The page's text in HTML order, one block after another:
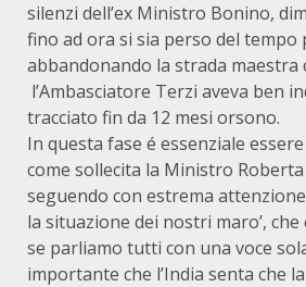
silenzi dell’ex Ministro Bonino,
fino ad ora si sia perso del tempo
abbandonando la strada maestra
l’Ambasciatore Terzi aveva ben
tracciato fin da 12 mesi orsono.
In questa fase é essenziale
come sollecita la Ministro
seguendo con estrema
la situazione dei nostri maro’, che
se parliamo tutti con una voce sola
importante che l’India senta che